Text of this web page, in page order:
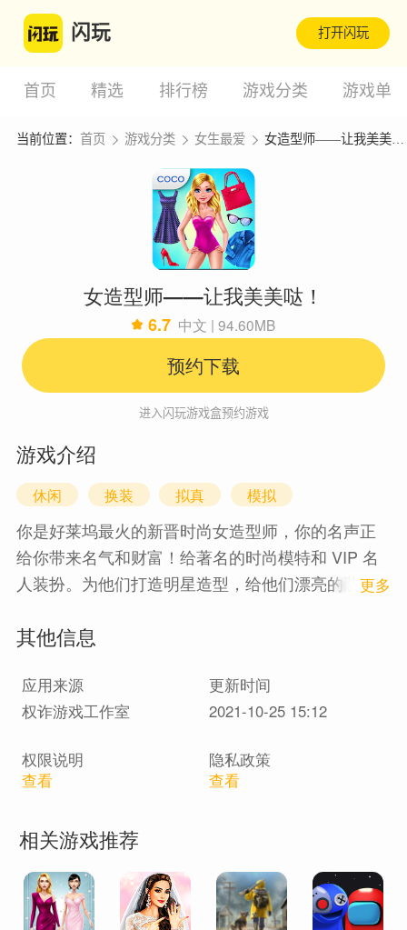
闪玩 打开闪玩
首页 精选 排行榜 游戏分类 游戏单
当前位置： 首页 游戏分类 女生最爱 女造型师——让我美美哒！
女造型师——让我美美哒！
6.7 中文 | 94.60MB
预约下载
进入闪玩游戏盒预约游戏
游戏介绍
休闲 换装 拟真 模拟
你是好莱坞最火的新晋时尚女造型师，你的名声正
给你带来名气和财富！给著名的时尚模特和 VIP 名
人装扮。为他们打造明星造型，给他们漂亮的装
完美的大型活动套装——他们会爱上你为他们新选
1 更多
其他信息
应用来源
更新时间
权诈游戏工作室
2021-10-25 15:12
权限说明
查看
隐私政策
查看
相关游戏推荐